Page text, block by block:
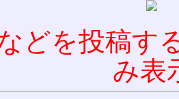
どを投稿す
み表